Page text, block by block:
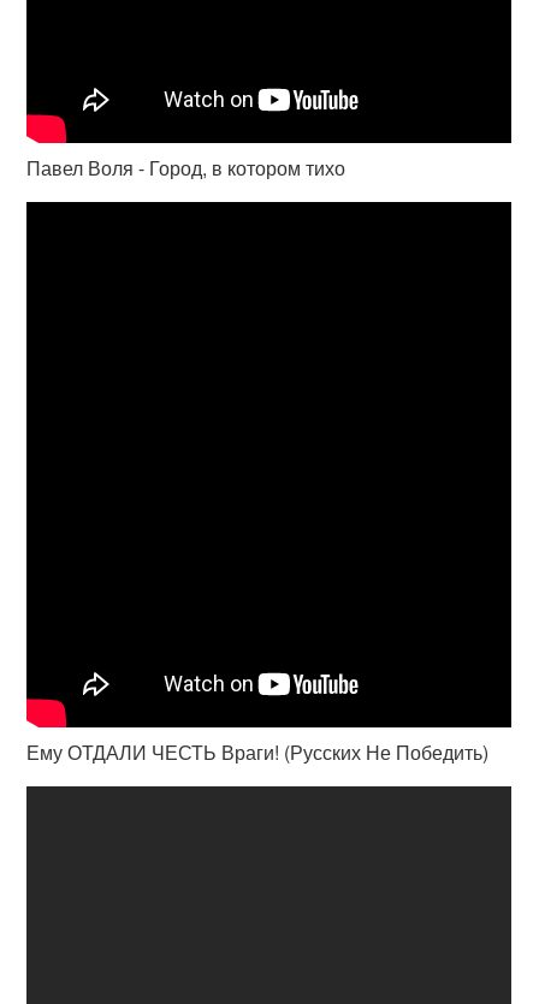
Павел Воля - Город, в котором тихо
Ему ОТДАЛИ ЧЕСТЬ Враги! (Русских Не Победить)